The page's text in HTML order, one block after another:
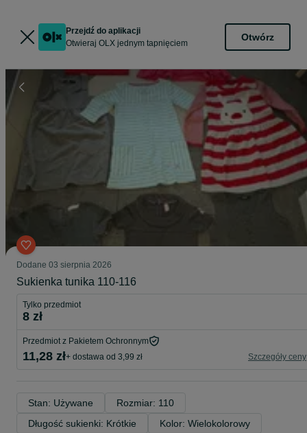
Przejdź do aplikacji
Otwieraj OLX jednym tapnięciem
Otwórz
Dodane 03 sierpnia 2026
Sukienka tunika 110-116
Tylko przedmiot
8 zł
Przedmiot z Pakietem Ochronnym
11,28 zł+ dostawa od 3,99 zł Szczegóły ceny
Stan: Używane
Rozmiar: 110
Długość sukienki: Krótkie
Kolor: Wielokolorowy